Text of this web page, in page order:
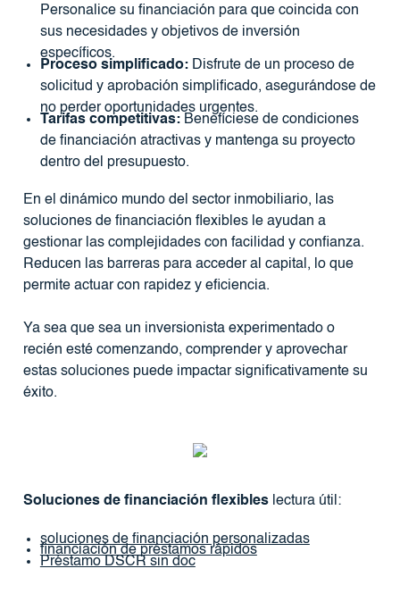
Personalice su financiación para que coincida con
sus necesidades y objetivos de inversión
específicos.
Proceso simplificado:Disfrute de un proceso de
solicitud y aprobación simplificado, asegurándose de
no perder oportunidades urgentes.
Tarifas competitivas:Benefíciese de condiciones
de financiación atractivas y mantenga su proyecto
dentro del presupuesto.
En el dinámico mundo del sector inmobiliario, las
soluciones de financiación flexibles le ayudan a
gestionar las complejidades con facilidad y confianza.
Reducen las barreras para acceder al capital, lo que
permite actuar con rapidez y eficiencia.
Ya sea que sea un inversionista experimentado o
recién esté comenzando, comprender y aprovechar
estas soluciones puede impactar significativamente su
éxito.
Soluciones de financiación flexibleslectura útil:
soluciones de financiación personalizadas
financiación de préstamos rápidos
Préstamo DSCR sin doc